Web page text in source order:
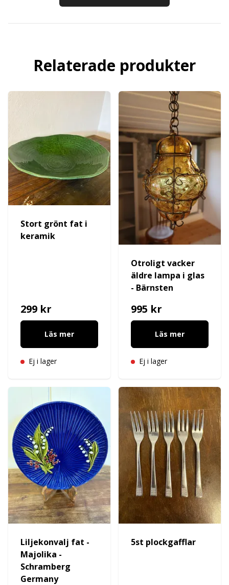
Relaterade produkter
Stort grönt fat i
keramik
299 kr
Läs mer
Ej i lager
Otroligt vacker
äldre lampa i glas
- Bärnsten
995 kr
Läs mer
Ej i lager
Liljekonvalj fat -
Majolika -
Schramberg
Germany
5st plockgafflar